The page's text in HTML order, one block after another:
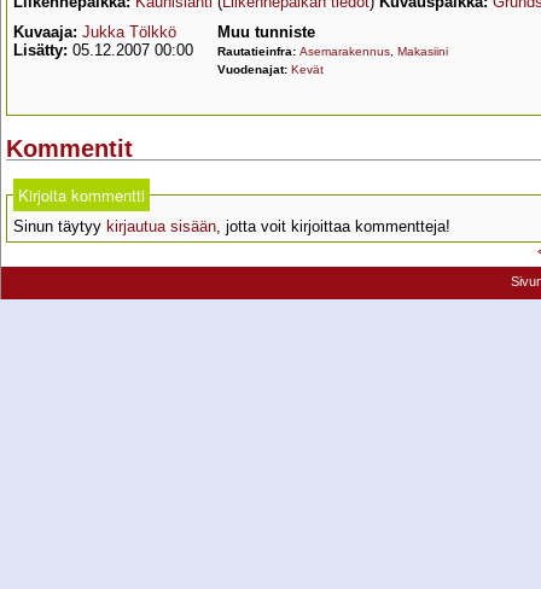
Kuvaaja: Jukka Tölkkö
Lisätty: 05.12.2007 00:00
Muu tunniste
Rautatieinfra: Asemarakennus Makasiini
Vuodenajat: Kevät
Kommentit
Kirjoita kommentti
Sinun täytyy kirjautua sisään, jotta voit kirjoittaa kommentteja!